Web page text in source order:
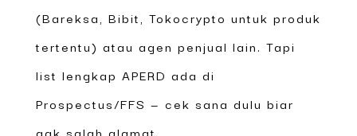
(Bareksa, Bibit, Tokocrypto untuk produk
tertentu) atau agen penjual lain. Tapi
list lengkap APERD ada di
Prospectus/FFS — cek sana dulu biar
gak salah alamat.